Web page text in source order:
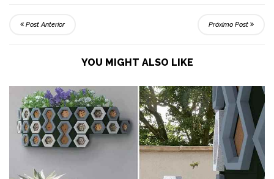
Post Anterior Próximo Post
YOU MIGHT ALSO LIKE